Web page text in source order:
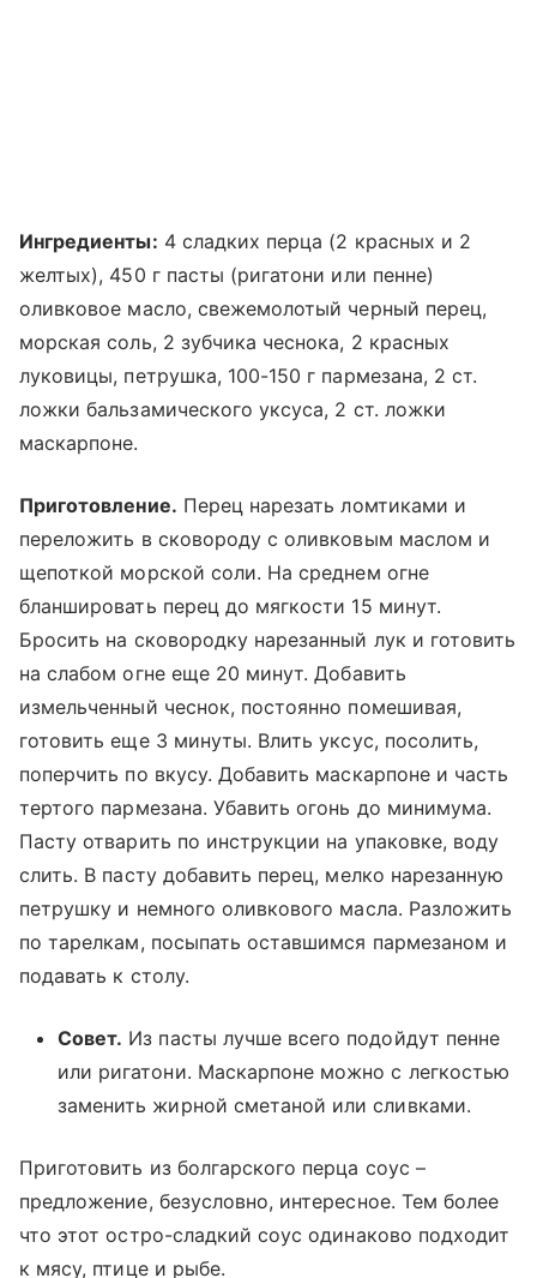
Ингредиенты: 4 сладких перца (2 красных и 2
желтых), 450 г пасты (ригатони или пенне)
оливковое масло, свежемолотый черный перец,
морская соль, 2 зубчика чеснока, 2 красных
луковицы, петрушка, 100-150 г пармезана, 2 ст.
ложки бальзамического уксуса, 2 ст. ложки
маскарпоне.
Приготовление. Перец нарезать ломтиками и
переложить в сковороду с оливковым маслом и
щепоткой морской соли. На среднем огне
бланшировать перец до мягкости 15 минут.
Бросить на сковородку нарезанный лук и готовить
на слабом огне еще 20 минут. Добавить
измельченный чеснок, постоянно помешивая,
готовить еще 3 минуты. Влить уксус, посолить,
поперчить по вкусу. Добавить маскарпоне и часть
тертого пармезана. Убавить огонь до минимума.
Пасту отварить по инструкции на упаковке, воду
слить. В пасту добавить перец, мелко нарезанную
петрушку и немного оливкового масла. Разложить
по тарелкам, посыпать оставшимся пармезаном и
подавать к столу.
Совет. Из пасты лучше всего подойдут пенне
или ригатони. Маскарпоне можно с легкостью
заменить жирной сметаной или сливками.
Приготовить из болгарского перца соус –
предложение, безусловно, интересное. Тем более
что этот остро-сладкий соус одинаково подходит
к мясу, птице и рыбе.